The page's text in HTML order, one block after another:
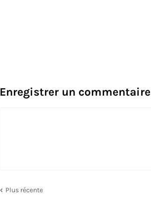
Enregistrer un commentaire
Plus récente